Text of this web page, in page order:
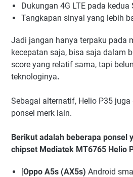
Dukungan 4G LTE pada kedua
Tangkapan sinyal yang lebih
Jadi jangan hanya terpaku pada
kecepatan saja, bisa saja dalam
score yang relatif sama, tapi
teknologinya.
Sebagai alternatif, Helio P35
ponsel merk lain.
Berikut adalah beberapa ponsel
chipset Mediatek MT6765 Helio
[Oppo A5s (AX5s) Android